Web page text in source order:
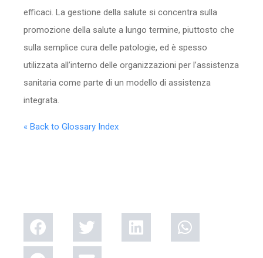
efficaci. La gestione della salute si concentra sulla
promozione della salute a lungo termine, piuttosto che
sulla semplice cura delle patologie, ed è spesso
utilizzata all’interno delle organizzazioni per l’assistenza
sanitaria come parte di un modello di assistenza
integrata.
« Back to Glossary Index